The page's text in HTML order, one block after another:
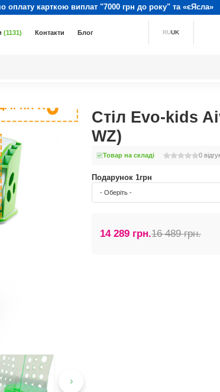
оплату карткою виплат "7000 грн до року" та «єЯсла»
(1131) Контакти Блог RUUK
Стіл Evo-kids
WZ)
Товар на складі 0
Подарунок 1грн
- Оберіть -
16 489 грн.
14 289 грн.